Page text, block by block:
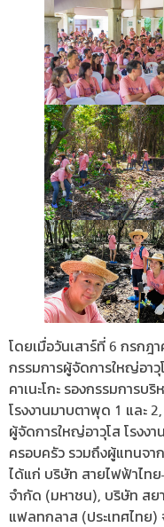
โดยเมื่อวันเสาร์ที่ 6 กรก
กรรมการผู้จัดการใหญ่อาวุ
คาเนะโกะ รองกรรมการบ
โรงงานมาบตาพุด 1 และ
ผู้จัดการใหญ่อาวุโส โรงง
ครอบครัว รวมถึงผู้แทนจ
ได้แก่ บริษัท สายไฟฟ้าไท
จำกัด (มหาชน), บริษัท สย
แฟลทกลาส (ประเทศไทย